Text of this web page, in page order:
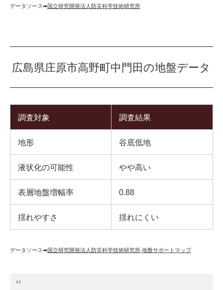
データソース➡︎国立研究開発法人防災科学技術研究所
広島県庄原市高野町中門田の地盤データ
調査対象 調査結果
地形 谷底低地
液状化の可能性 やや高い
表層地盤増幅率 0.88
揺れやすさ 揺れにくい
データソース➡︎国立研究開発法人防災科学技術研究所 地盤サポートマップ